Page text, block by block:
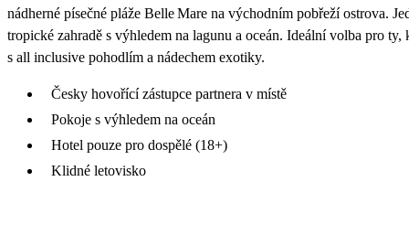
nádherné písečné pláže Belle Mare na východním pobřeží ostrova.
tropické zahradě s výhledem na lagunu a oceán. Ideální volba pro
s all inclusive pohodlím a nádechem exotiky.
Česky hovořící zástupce partnera v místě
Pokoje s výhledem na oceán
Hotel pouze pro dospělé (18+)
Klidné letovisko